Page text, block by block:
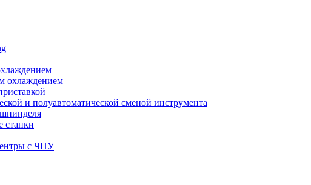
охлаждением
и полуавтоматической сменой инструмента
станки
с ЧПУ